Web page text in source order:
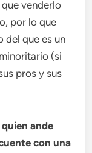
venderlo
por lo que
del que es un
(si
pros y sus
ande
con una